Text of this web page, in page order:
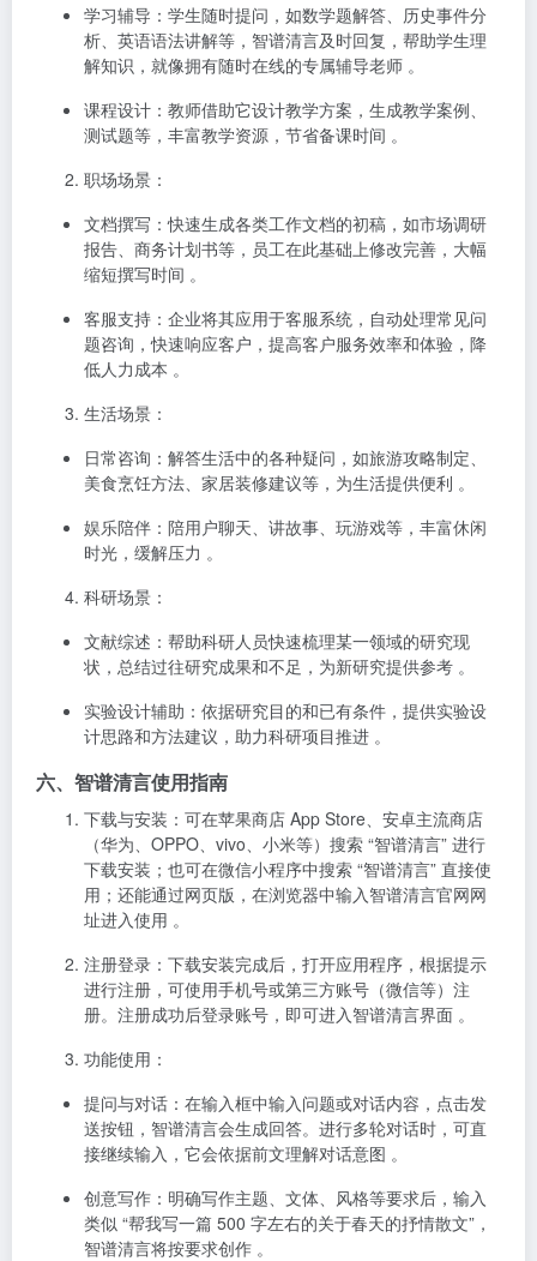
学习辅导 ：学生随时提问，如数学题解答、历史事件分
析、英语语法讲解等，智谱清言及时回复，帮助学生理
解知识，就像拥有随时在线的专属辅导老师 。
课程设计 ：教师借助它设计教学方案，生成教学案例、
测试题等，丰富教学资源，节省备课时间 。
职场场景 ：
文档撰写 ：快速生成各类工作文档的初稿，如市场调研
报告、商务计划书等，员工在此基础上修改完善，大幅
缩短撰写时间 。
客服支持 ：企业将其应用于客服系统，自动处理常见问
题咨询，快速响应客户，提高客户服务效率和体验，降
低人力成本 。
生活场景 ：
日常咨询 ：解答生活中的各种疑问，如旅游攻略制定、
美食烹饪方法、家居装修建议等，为生活提供便利 。
娱乐陪伴 ：陪用户聊天、讲故事、玩游戏等，丰富休闲
时光，缓解压力 。
科研场景 ：
文献综述 ：帮助科研人员快速梳理某一领域的研究现
状，总结过往研究成果和不足，为新研究提供参考 。
实验设计辅助 ：依据研究目的和已有条件，提供实验设
计思路和方法建议，助力科研项目推进 。
六、智谱清言使用指南
下载与安装 ：可在苹果商店 App Store、安卓主流商店
（华为、OPPO、vivo、小米等）搜索 “智谱清言” 进行
下载安装；也可在微信小程序中搜索 “智谱清言” 直接使
用；还能通过网页版，在浏览器中输入智谱清言官网网
址进入使用 。
注册登录 ：下载安装完成后，打开应用程序，根据提示
进行注册，可使用手机号或第三方账号（微信等）注
册。注册成功后登录账号，即可进入智谱清言界面 。
功能使用 ：
提问与对话 ：在输入框中输入问题或对话内容，点击发
送按钮，智谱清言会生成回答。进行多轮对话时，可直
接继续输入，它会依据前文理解对话意图 。
创意写作 ：明确写作主题、文体、风格等要求后，输入
类似 “帮我写一篇 500 字左右的关于春天的抒情散文”，
智谱清言将按要求创作 。